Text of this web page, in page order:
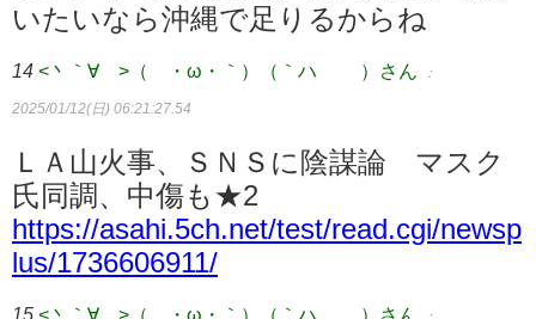
いたいなら沖縄で足りるからね
14 <丶｀∀´>（´・ω・｀）（｀ハ´ ）さん ：
2025/01/12(日) 06:21:27.54
ＬＡ山火事、ＳＮＳに陰謀論 マスク
氏同調、中傷も★2
https://asahi.5ch.net/test/read.cgi/newsp
lus/1736606911/
15 <丶｀∀´>（´・ω・｀）（｀ハ´ ）さん